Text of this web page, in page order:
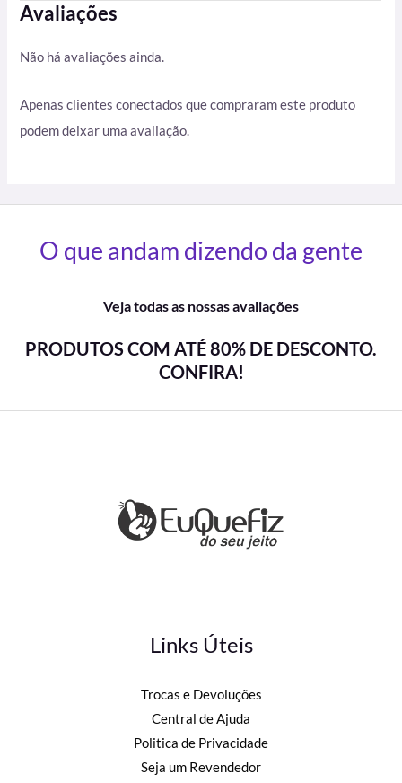
Avaliações
Não há avaliações ainda.
Apenas clientes conectados que compraram este produto
podem deixar uma avaliação.
O que andam dizendo da gente
Veja todas as nossas avaliações
PRODUTOS COM ATÉ 80% DE DESCONTO.
CONFIRA!
Links Úteis
Trocas e Devoluções
Central de Ajuda
Politica de Privacidade
Seja um Revendedor